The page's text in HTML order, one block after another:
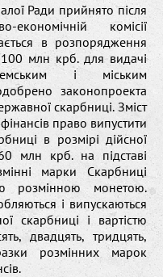
Ради прийнято після
комісії
в розпорядження
100 млн крб. для видачі
і міським
законопроекта
скарбниці. Зміст
право випустити
в розмірі дійсної
млн крб. на підставі
марки Скарбниці
розмінною монетою.
і випускаються
скарбниці і вартістю
двадцять, тридцять,
розмінних марок